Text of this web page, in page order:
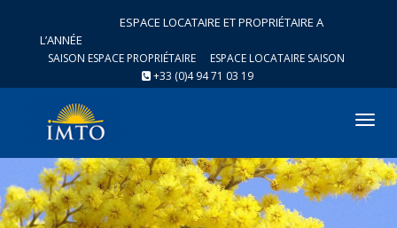
ESPACE LOCATAIRE ET PROPRIÉTAIRE A
L’ANNÉE
SAISON ESPACE PROPRIÉTAIRE
ESPACE LOCATAIRE SAISON
+33 (0)4 94 71 03 19